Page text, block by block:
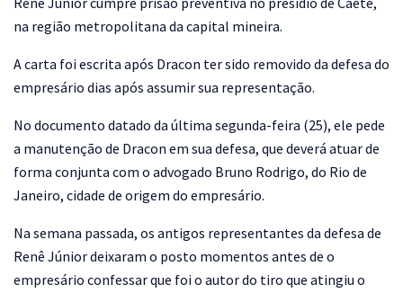
na região metropolitana da capital mineira.
A carta foi escrita após Dracon ter sido removido da defesa do
empresário dias após assumir sua representação.
No documento datado da última segunda-feira (25), ele pede
a manutenção de Dracon em sua defesa, que deverá atuar de
forma conjunta com o advogado Bruno Rodrigo, do Rio de
Janeiro, cidade de origem do empresário.
Na semana passada, os antigos representantes da defesa de
Renê Júnior deixaram o posto momentos antes de o
empresário confessar que foi o autor do tiro que atingiu o